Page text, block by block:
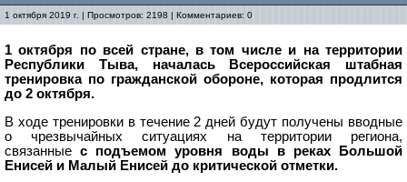
1 октября 2019 г. | Просмотров: 2198 | Комментариев: 0
1 октября по всей стране, в том числе и на территории
Республики Тыва, началась Всероссийская штабная
тренировка по гражданской обороне, которая продлится
до 2 октября.
В ходе тренировки в течение 2 дней будут получены вводные
о чрезвычайных ситуациях на территории региона,
связанныес подъемом уровня воды в реках Большой
Енисей и Малый Енисей до критической отметки.